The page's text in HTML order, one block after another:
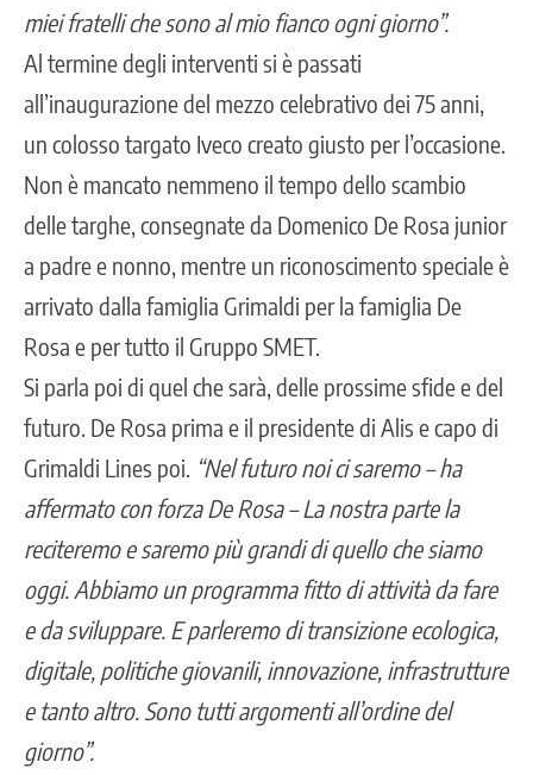
miei fratelli che sono al mio fianco ogni giorno”.
Al termine degli interventi si è passati
all’inaugurazione del mezzo celebrativo dei 75 anni,
un colosso targato Iveco creato giusto per l’occasione.
Non è mancato nemmeno il tempo dello scambio
delle targhe, consegnate da Domenico De Rosa junior
a padre e nonno, mentre un riconoscimento speciale è
arrivato dalla famiglia Grimaldi per la famiglia De
Rosa e per tutto il Gruppo SMET.
Si parla poi di quel che sarà, delle prossime sfide e del
futuro. De Rosa prima e il presidente di Alis e capo di
Grimaldi Lines poi. “Nel futuro noi ci saremo – ha
affermato con forza De Rosa – La nostra parte la
reciteremo e saremo più grandi di quello che siamo
oggi. Abbiamo un programma fitto di attività da fare
e da sviluppare. E parleremo di transizione ecologica,
digitale, politiche giovanili, innovazione, infrastrutture
e tanto altro. Sono tutti argomenti all’ordine del
giorno”.